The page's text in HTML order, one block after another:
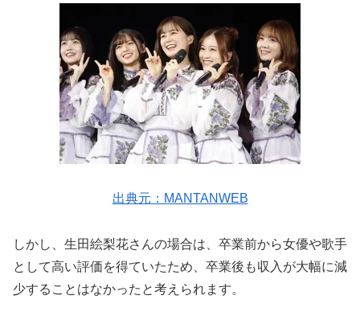
出典元：MANTANWEB
しかし、生田絵梨花さんの場合は、卒業前から女優や歌手
として高い評価を得ていたため、卒業後も収入が大幅に減
少することはなかったと考えられます。